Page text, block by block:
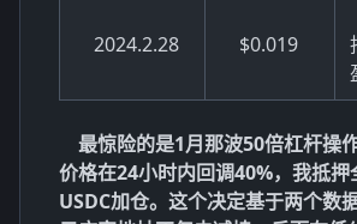
2024.2.28 $0.019
最惊险的是1月那波50倍杠杆操
价格在24小时内回调40%，我抵押
USDC加仓。这个决定基于两个数